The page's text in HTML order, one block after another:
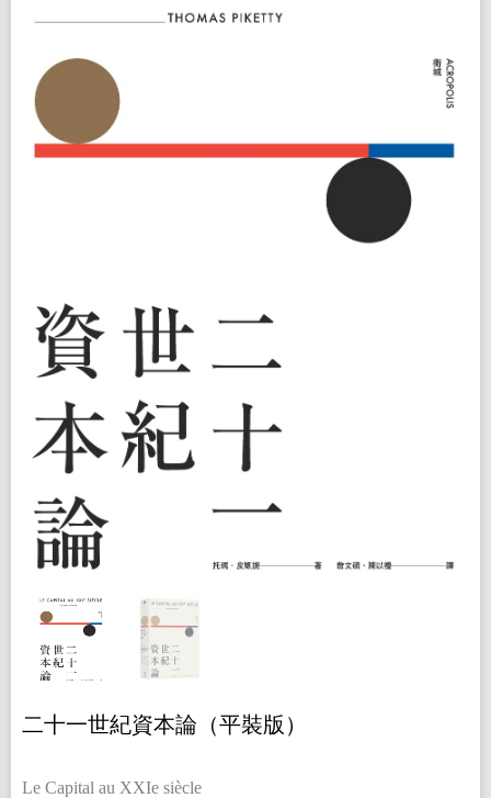
二十一世紀資本論（平裝版）
Le Capital au XXIe siècle